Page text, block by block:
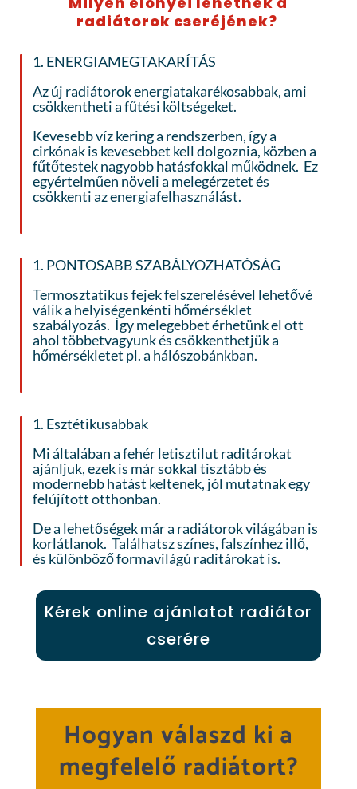
radiátorok cseréjének?
1. ENERGIAMEGTAKARÍTÁS
Az új radiátorok energiatakarékosabbak, ami
csökkentheti a fűtési költségeket.
Kevesebb víz kering a rendszerben, így a
cirkónak is kevesebbet kell dolgoznia, közben a
fűtőtestek nagyobb hatásfokkal működnek. Ez
egyértelműen növeli a melegérzetet és
csökkenti az energiafelhasználást.
1. PONTOSABB SZABÁLYOZHATÓSÁG
Termosztatikus fejek felszerelésével lehetővé
válik a helyiségenkénti hőmérséklet
szabályozás. Így melegebbet érhetünk el ott
ahol többetvagyunk és csökkenthetjük a
hőmérsékletet pl. a hálószobánkban.
1. Esztétikusabbak
Mi általában a fehér letisztilut raditárokat
ajánljuk, ezek is már sokkal tisztább és
modernebb hatást keltenek, jól mutatnak egy
felújított otthonban.
De a lehetőségek már a radiátorok világában is
korlátlanok. Találhatsz színes, falszínhez illő,
és különböző formavilágú raditárokat is.
Kérek online ajánlatot radiátor
cserére
Hogyan válaszd ki a
megfelelő radiátort?